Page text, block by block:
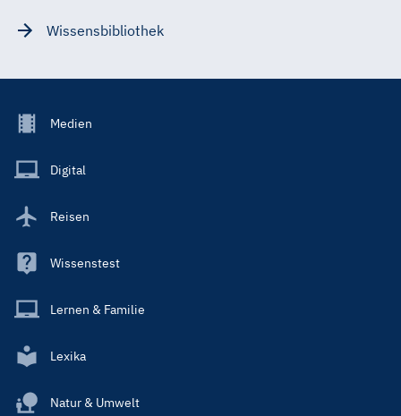
Wissensbibliothek
Footer
Main
Medien
Digital
Reisen
Wissenstest
Lernen & Familie
Lexika
Natur & Umwelt